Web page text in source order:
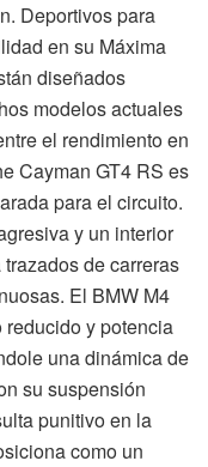
Deportivos para
en su Máxima
diseñados
modelos actuales
el rendimiento en
Cayman GT4 RS es
para el circuito.
y un interior
de carreras
El BMW M4
y potencia
una dinámica de
su suspensión
punitivo en la
como un